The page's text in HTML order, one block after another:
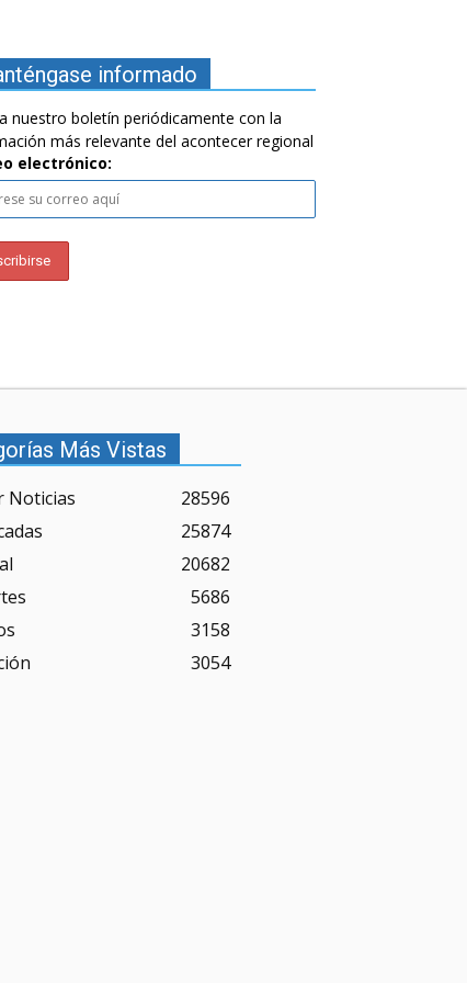
informado
nuestro boletín periódicamente con la
más relevante del acontecer regional
electrónico:
Más Vistas
Noticias
28596
25874
20682
5686
3158
3054